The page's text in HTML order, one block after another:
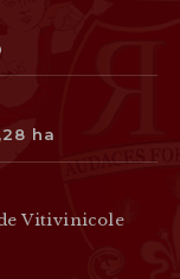
ha
Vitivinicole